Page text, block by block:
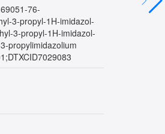
76-
3-propyl-1H-imidazol-
3-propyl-1H-imidazol-
propylimidazolium